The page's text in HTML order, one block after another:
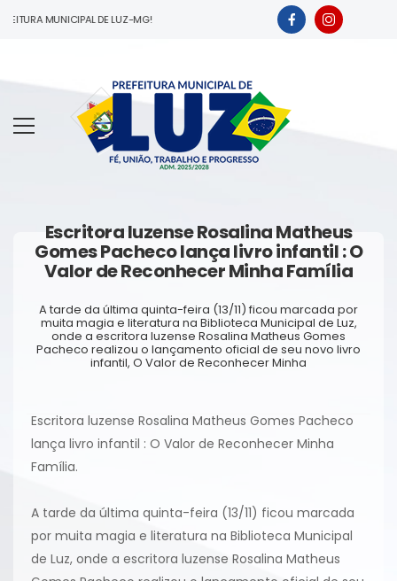
MUNICIPAL DE LUZ-MG!
Escritora luzense Rosalina Matheus
Gomes Pacheco lança livro infantil : O
Valor de Reconhecer Minha Família
A tarde da última quinta-feira (13/11) ficou marcada por
muita magia e literatura na Biblioteca Municipal de Luz,
onde a escritora luzense Rosalina Matheus Gomes
Pacheco realizou o lançamento oficial de seu novo livro
infantil, O Valor de Reconhecer Minha
Escritora luzense Rosalina Matheus Gomes Pacheco
lança livro infantil : O Valor de Reconhecer Minha
Família.
A tarde da última quinta-feira (13/11) ficou marcada
por muita magia e literatura na Biblioteca Municipal
de Luz, onde a escritora luzense Rosalina Matheus